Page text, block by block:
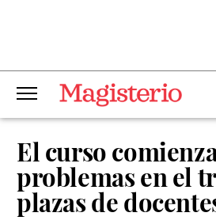
El curso
problemas en el
plazas de